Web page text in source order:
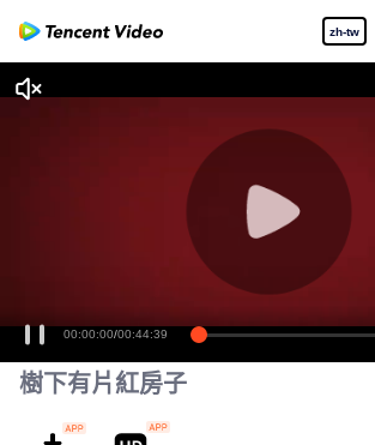
zh-tw
00:00:00/00:44:39
樹下有片紅房子